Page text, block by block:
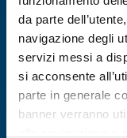
da parte
navigazione degli
servizi messi a
si acconsente
parte in generale
banner verranno